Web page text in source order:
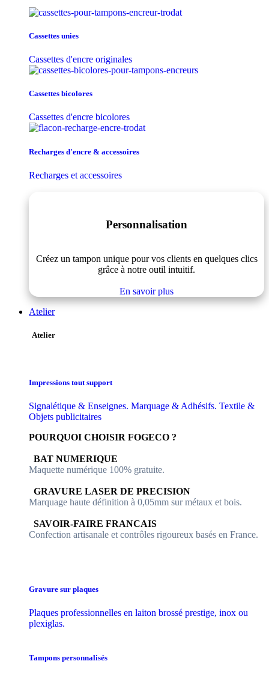
Cassettes unies
Cassettes d'encre originales
Cassettes bicolores
Cassettes d'encre bicolores
Recharges d'encre & accessoires
Recharges et accessoires
Personnalisation
Créez un tampon unique pour vos clients en quelques clics
grâce à notre outil intuitif.
En savoir plus
Atelier
Atelier
Impressions tout support
Signalétique & Enseignes. Marquage & Adhésifs. Textile &
Objets publicitaires
POURQUOI CHOISIR FOGECO ?
​​ BAT NUMERIQUE
Maquette numérique 100% ​gratuite.
​GRAVURE LASER DE PRECISION
Marquage haute définition à 0,05mm sur métaux et bois.
​SAVOIR-FAIRE FRANCAIS
Confection artisanale et contrôles ​rigoureux basés en France.
Gravure sur plaques
Plaques professionnelles en laiton brossé prestige, inox ou
plexiglas.
Tampons personnalisés